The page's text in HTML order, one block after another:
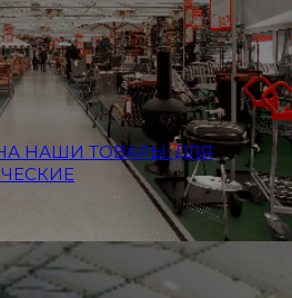
НАШИ ТОВАРЫ: ДЛЯ